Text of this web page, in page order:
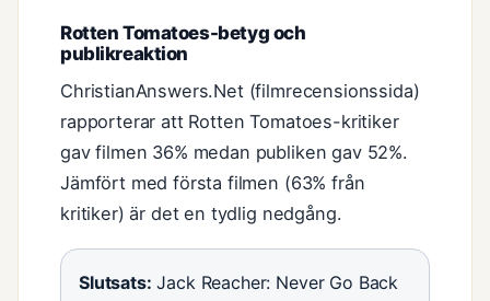
Rotten Tomatoes-betyg och
publikreaktion
ChristianAnswers.Net (filmrecensionssida)
rapporterar att Rotten Tomatoes-kritiker
gav filmen 36% medan publiken gav 52%.
Jämfört med första filmen (63% från
kritiker) är det en tydlig nedgång.
Slutsats: Jack Reacher: Never Go Back